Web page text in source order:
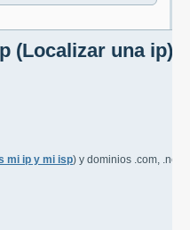
(Localizar una ip)
mi ip y mi isp) y dominios .com, .net,